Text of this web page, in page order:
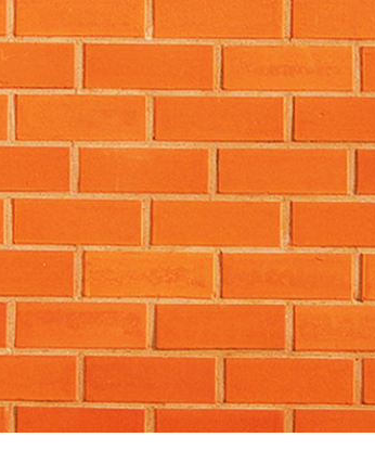
Sieraden Fotobewerking AI-trainingsgegevens